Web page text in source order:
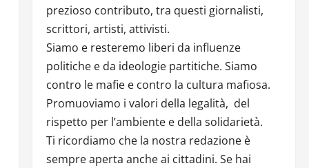
prezioso contributo, tra questi giornalisti,
scrittori, artisti, attivisti.
Siamo e resteremo liberi da influenze
politiche e da ideologie partitiche. Siamo
contro le mafie e contro la cultura mafiosa.
Promuoviamo i valori della legalità, del
rispetto per l’ambiente e della solidarietà.
Ti ricordiamo che la nostra redazione è
sempre aperta anche ai cittadini. Se hai